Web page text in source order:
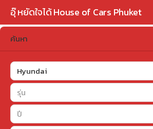
อุ๊ หยัดใจได้ House of Cars Phuket
ค้นหา
Hyundai
รุ่น
ปี